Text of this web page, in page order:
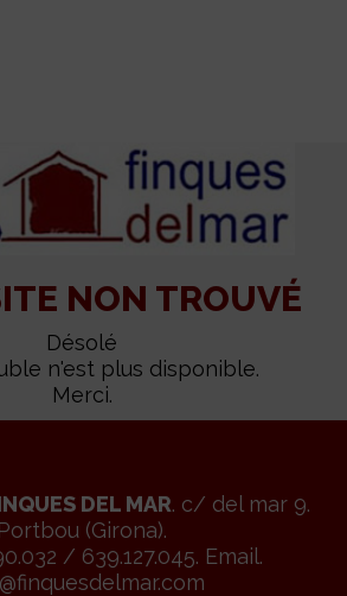
NON TROUVÉ
Désolé
n'est plus disponible.
Merci.
DEL MAR. c/ del mar 9.
Portbou (Girona).
/ 639.127.045. Email.